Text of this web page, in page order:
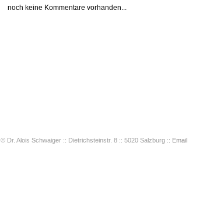
noch keine Kommentare vorhanden...
© Dr. Alois Schwaiger :: Dietrichsteinstr. 8 :: 5020 Salzburg :: Email